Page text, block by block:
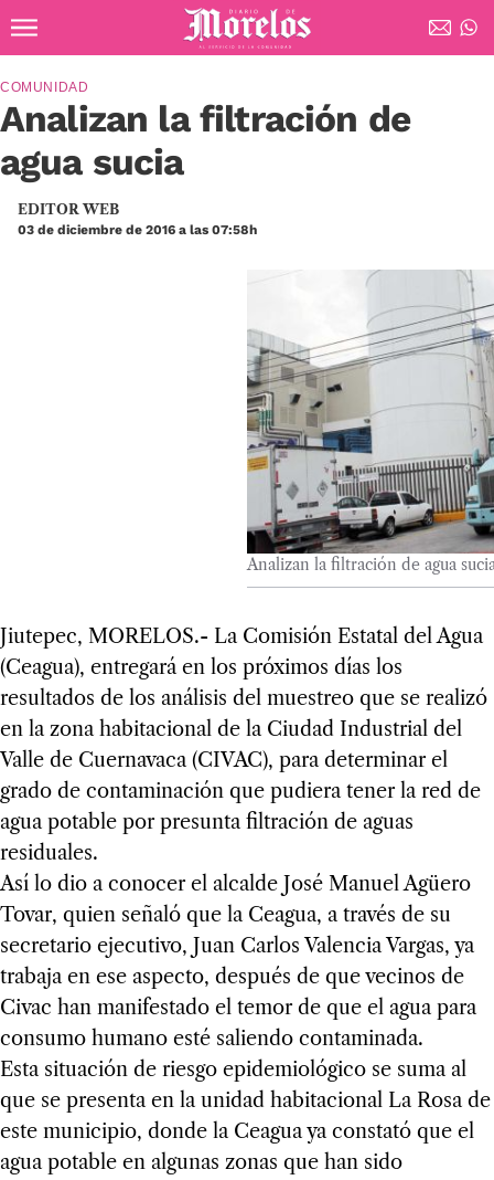
Diario de Morelos
Analizan la filtración de
agua sucia
COMUNIDAD
EDITOR WEB
03 de diciembre de 2016 a las 07:58h
Analizan la filtración de agua
Jiutepec, MORELOS.- La Comisión Estatal del Agua
(Ceagua), entregará en los próximos días los
resultados de los análisis del muestreo que se realizó
en la zona habitacional de la Ciudad Industrial del
Valle de Cuernavaca (CIVAC), para determinar el
grado de contaminación que pudiera tener la red de
agua potable por presunta filtración de aguas
residuales.
Así lo dio a conocer el alcalde José Manuel Agüero
Tovar, quien señaló que la Ceagua, a través de su
secretario ejecutivo, Juan Carlos Valencia Vargas, ya
trabaja en ese aspecto, después de que vecinos de
Civac han manifestado el temor de que el agua para
consumo humano esté saliendo contaminada.
Esta situación de riesgo epidemiológico se suma al
que se presenta en la unidad habitacional La Rosa de
este municipio, donde la Ceagua ya constató que el
agua potable en algunas zonas que han sido